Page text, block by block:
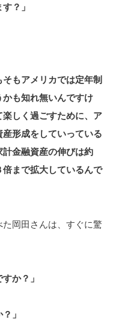
？」
そもアメリカでは定年制
も知れ無いんですけ
しく過ごすために、ア
形成をしていっている
金融資産の伸びは約
まで拡大しているんで
岡田さんは、すぐに驚
か？」
」